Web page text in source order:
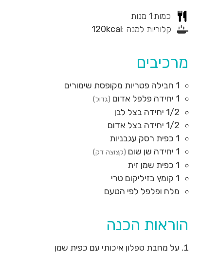
כמות:1 מנות
קלוריות למנה :
120kcal
מרכיבים
1 חבילה פטריות מקופסת שימורים
1 יחידה פלפל אדום (גדול)
1/2 יחידה בצל לבן
1/2 יחידה בצל אדום
1 כפית רסק עגבניות
1 יחידה שן שום (קצוצה דק)
1 כפית שמן זית
1 קומץ בזיליקום טרי
מלח ופלפל לפי הטעם
הוראות הכנה
על מחבת טפלון איכותי עם כפית שמן